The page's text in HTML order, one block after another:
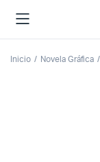
Inicio Novela Gráfica